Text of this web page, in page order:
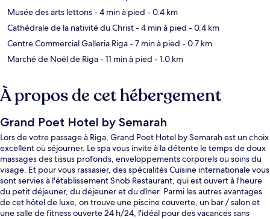
Musée des arts lettons- 4 min à pied - 0.4 km
Cathédrale de la nativité du Christ- 4 min à pied - 0.4 km
Centre Commercial Galleria Riga- 7 min à pied - 0.7 km
Marché de Noël de Riga- 11 min à pied - 1.0 km
À propos de cet hébergement
Grand Poet Hotel by Semarah
Lors de votre passage à Riga, Grand Poet Hotel by Semarah est un choix
excellent où séjourner. Le spa vous invite à la détente le temps de doux
massages des tissus profonds, enveloppements corporels ou soins du
visage. Et pour vous rassasier, des spécialités Cuisine internationale vous
sont servies à l'établissement Snob Restaurant, qui est ouvert à l'heure
du petit déjeuner, du déjeuner et du dîner. Parmi les autres avantages
de cet hôtel de luxe, on trouve une piscine couverte, un bar / salon et
une salle de fitness ouverte 24 h/24, l'idéal pour des vacances sans